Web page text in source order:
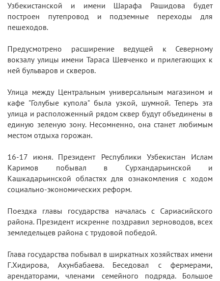
Узбекистанской и имени Шарафа Рашидова будет
построен путепровод и подземные переходы для
пешеходов.
Предусмотрено расширение ведущей к Северному
вокзалу улицы имени Тараса Шевченко и прилегающих к
ней бульваров и скверов.
Улица между Центральным универсальным магазином и
кафе "Голубые купола" была узкой, шумной. Теперь эта
улица и расположенный рядом сквер будут объединены в
единую зеленую зону. Несомненно, она станет любимым
местом отдыха горожан.
16-17 июня. Президент Республики Узбекистан Ислам
Каримов побывал в Сурхандарьинской и
Кашкадарьинской областях для ознакомления с ходом
социально-экономических реформ.
Поездка главы государства началась с Сариасийского
района. Президент искренне поздравил зерноводов, всех
земледельцев района с трудовой победой.
Глава государства побывал в ширкатных хозяйствах имени
Г.Хидирова, Ахунбабаева. Беседовал с фермерами,
арендаторами, членами семейного подряда. Большое